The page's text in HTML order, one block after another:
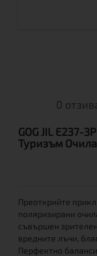
0
GOG JIL E237-
Туризъм
Преоткрийте
поляризирани
съвършен
вредните лъчи,
Перфектно